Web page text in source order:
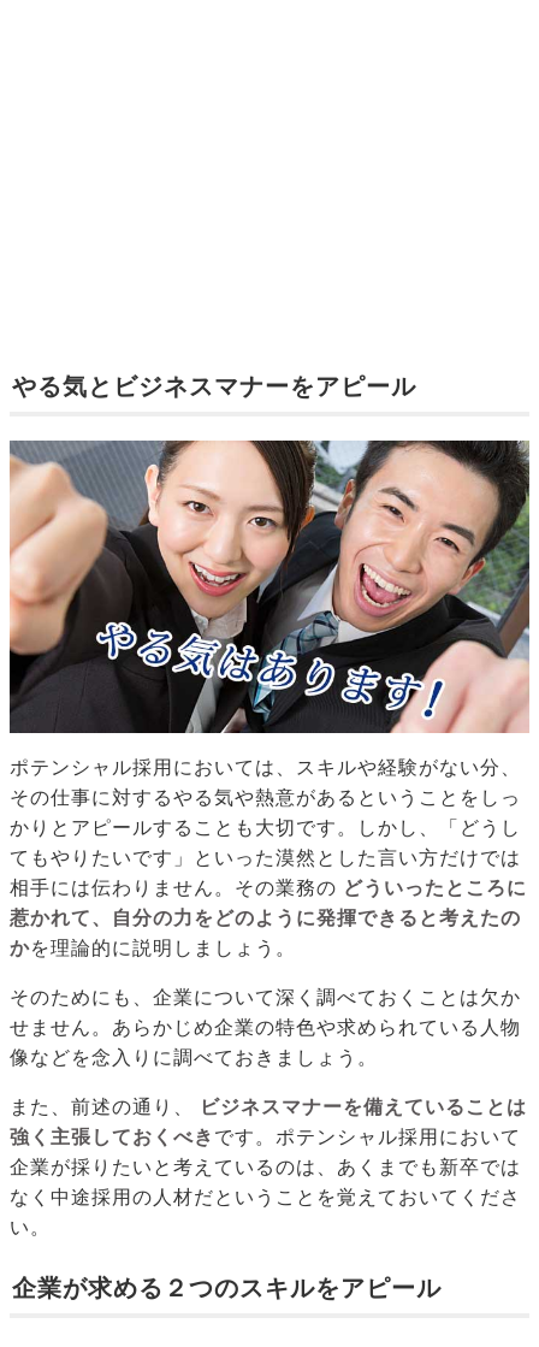
やる気とビジネスマナーをアピール
ポテンシャル採用においては、スキルや経験がない分、
その仕事に対するやる気や熱意があるということをしっ
かりとアピールすることも大切です。しかし、「どうし
てもやりたいです」といった漠然とした言い方だけでは
相手には伝わりません。その業務の どういったところに
惹かれて、自分の力をどのように発揮できると考えたの
かを理論的に説明しましょう。
そのためにも、企業について深く調べておくことは欠か
せません。あらかじめ企業の特色や求められている人物
像などを念入りに調べておきましょう。
また、前述の通り、
ビジネスマナーを備えていることは
強く主張しておくべき です。ポテンシャル採用において
企業が採りたいと考えているのは、あくまでも新卒では
なく中途採用の人材だということを覚えておいてくださ
い。
企業が求める２つのスキルをアピール